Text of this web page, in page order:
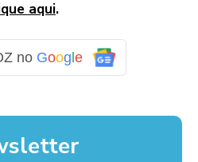
aqui.
no Google